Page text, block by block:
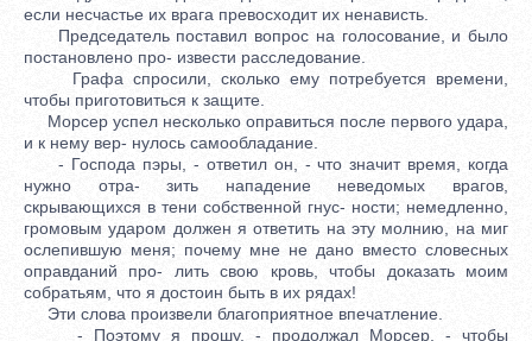
если несчастье их врага превосходит их ненависть.
Председатель поставил вопрос на голосование, и было
постановлено про- извести расследование.
Графа спросили, сколько ему потребуется времени,
чтобы приготовиться к защите.
Морсер успел несколько оправиться после первого удара,
и к нему вер- нулось самообладание.
- Господа пэры, - ответил он, - что значит время, когда
нужно отра- зить нападение неведомых врагов,
скрывающихся в тени собственной гнус- ности; немедленно,
громовым ударом должен я ответить на эту молнию, на миг
ослепившую меня; почему мне не дано вместо словесных
оправданий про- лить свою кровь, чтобы доказать моим
собратьям, что я достоин быть в их рядах!
Эти слова произвели благоприятное впечатление.
- Поэтому я прошу, - продолжал Морсер, - чтобы